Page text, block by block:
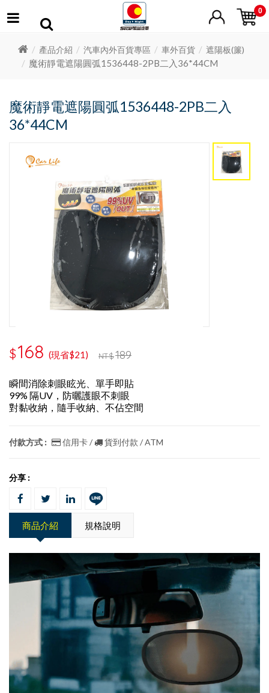
0
產品介紹 汽車內外百貨專區 車外百貨 遮陽板(簾)
魔術靜電遮陽圓弧1536448-2PB二入36*44CM
魔術靜電遮陽圓弧1536448-2PB二入
36*44CM
$168 (現省$21) NT$189
瞬間消除刺眼眩光、單手即貼
99% 隔UV，防曬護眼不刺眼
對黏收納，隨手收納、不佔空間
付款方式 : 信用卡 / 貨到付款 / ATM
分享 :
商品介紹 規格說明